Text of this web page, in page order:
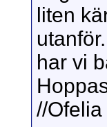
liten
har vi
//Ofelia